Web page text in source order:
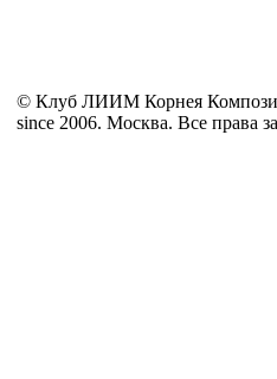
© Клуб ЛИИМ Корнея
since 2006. Москва. Все права